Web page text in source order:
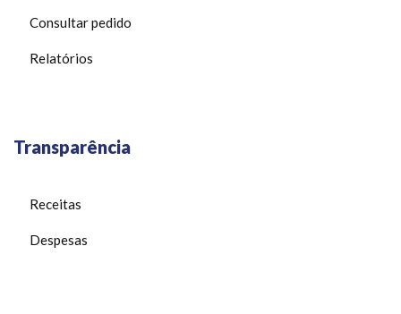
Consultar pedido
Relatórios
Transparência
Receitas
Despesas